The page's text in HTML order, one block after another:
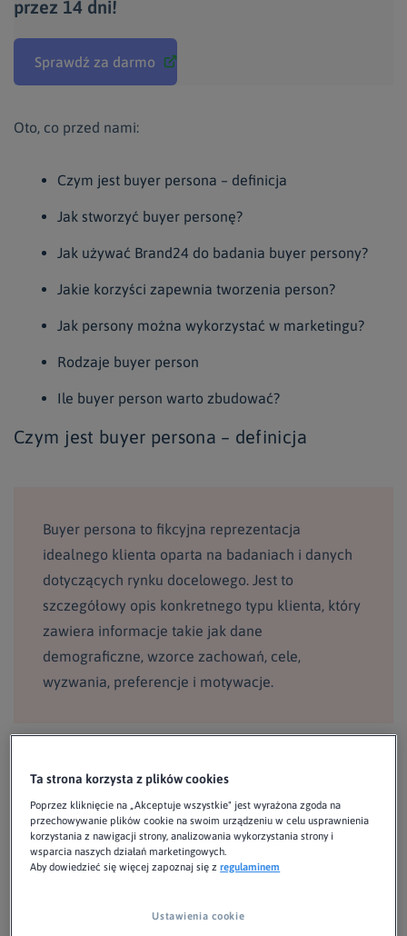
przez 14 dni!
Sprawdź za darmo
Oto, co przed nami:
Czym jest buyer persona – definicja
Jak stworzyć buyer personę?
Jak używać Brand24 do badania buyer persony?
Jakie korzyści zapewnia tworzenia person?
Jak persony można wykorzystać w marketingu?
Rodzaje buyer person
Ile buyer person warto zbudować?
Czym jest buyer persona – definicja
Buyer persona to fikcyjna reprezentacja
idealnego klienta oparta na badaniach i danych
dotyczących rynku docelowego. Jest to
szczegółowy opis konkretnego typu klienta, który
zawiera informacje takie jak dane
demograficzne, wzorce zachowań, cele,
wyzwania, preferencje i motywacje.
personie obejmują:
wiek,
poziom wykształcenia,
Ta strona korzysta z plików cookies
Poprzez kliknięcie na „Akceptuje wszystkie" jest wyrażona zgoda na
przechowywanie plików cookie na swoim urządzeniu w celu usprawnienia
korzystania z nawigacji strony, analizowania wykorzystania strony i
wsparcia naszych działań marketingowych.
Aby dowiedzieć się więcej zapoznaj się zregulaminem
Ustawienia cookie